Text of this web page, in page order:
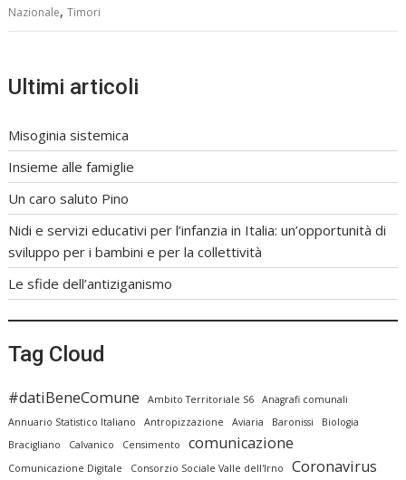
Nazionale,Timori
Ultimi articoli
Misoginia sistemica
Insieme alle famiglie
Un caro saluto Pino
Nidi e servizi educativi per l’infanzia in Italia: un’opportunità di
sviluppo per i bambini e per la collettività
Le sfide dell’antiziganismo
Tag Cloud
#datiBeneComune Ambito Territoriale S6
Anagrafi comunali
Annuario Statistico Italiano
Antropizzazione Aviaria Baronissi
Biologia
Bracigliano
Calvanico Censimento comunicazione
Comunicazione Digitale Consorzio Sociale Valle dell'Irno Coronavirus